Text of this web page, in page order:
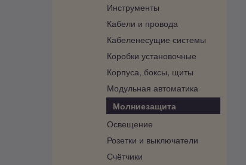
Инструменты
Кабели и провода
Кабеленесущие системы
Коробки установочные
Корпуса, боксы, щиты
Модульная автоматика
Молниезащита
Освещение
Розетки и выключатели
Счётчики